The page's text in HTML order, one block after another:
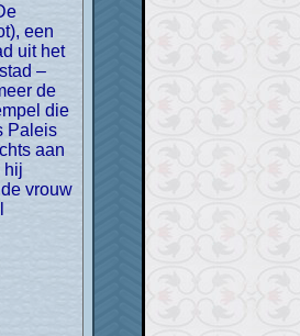
een
uit het
–
de
die
Paleis
aan
hij
vrouw